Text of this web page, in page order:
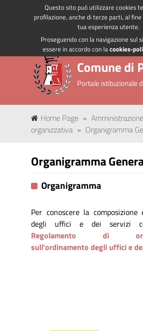
Questo sito può utilizzare cookies
profilazione, anche di terze parti, al
tua esperienza utente.
Proseguendo con la navigazione sul
essere in accordo con lacookies-
Regione Toscana
Comune di
Portale istituzionale
Home Page » Amministrazione
organizzativa » Organigramma
Organigramma
Organigramma
Per conoscere la
degli uffici e dei servizi
Regolamento di
sull'ordinamento degli uffici e